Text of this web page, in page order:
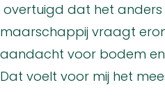
overtuigd dat het anders
maarschappij vraagt
aandacht voor bodem en
Dat voelt voor mij het